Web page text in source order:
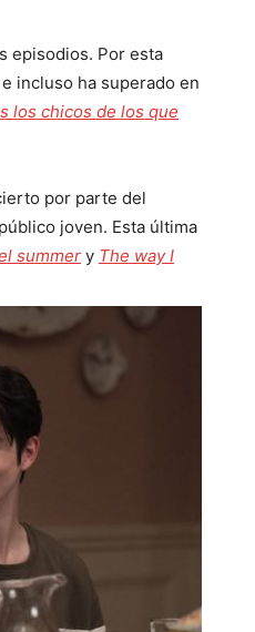
episodios. Por esta
incluso ha superado en
los chicos de los que
por parte del
joven. Esta última
summer y The way I